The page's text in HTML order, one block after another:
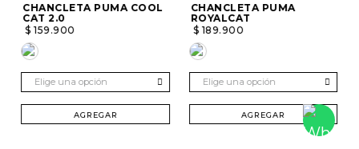
CHANCLETA PUMA COOL
CAT 2.0
$ 159.900
Elige una opción
AGREGAR
CHANCLETA PUMA
ROYALCAT
$ 189.900
Elige una opción
AGREGAR